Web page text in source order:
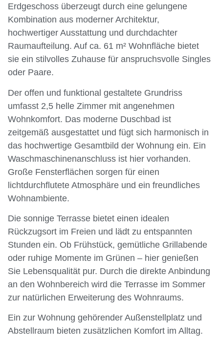
Erdgeschoss überzeugt durch eine gelungene
Kombination aus moderner Architektur,
hochwertiger Ausstattung und durchdachter
Raumaufteilung. Auf ca. 61 m² Wohnfläche bietet
sie ein stilvolles Zuhause für anspruchsvolle Singles
oder Paare.
Der offen und funktional gestaltete Grundriss
umfasst 2,5 helle Zimmer mit angenehmen
Wohnkomfort. Das moderne Duschbad ist
zeitgemäß ausgestattet und fügt sich harmonisch in
das hochwertige Gesamtbild der Wohnung ein. Ein
Waschmaschinenanschluss ist hier vorhanden.
Große Fensterflächen sorgen für einen
lichtdurchflutete Atmosphäre und ein freundliches
Wohnambiente.
Die sonnige Terrasse bietet einen idealen
Rückzugsort im Freien und lädt zu entspannten
Stunden ein. Ob Frühstück, gemütliche Grillabende
oder ruhige Momente im Grünen – hier genießen
Sie Lebensqualität pur. Durch die direkte Anbindung
an den Wohnbereich wird die Terrasse im Sommer
zur natürlichen Erweiterung des Wohnraums.
Ein zur Wohnung gehörender Außenstellplatz und
Abstellraum bieten zusätzlichen Komfort im Alltag.